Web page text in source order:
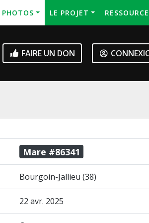
PHOTOS LE PROJET
FAIRE UN DON
Mare #86341
Bourgoin-Jallieu (38)
22 avr. 2025